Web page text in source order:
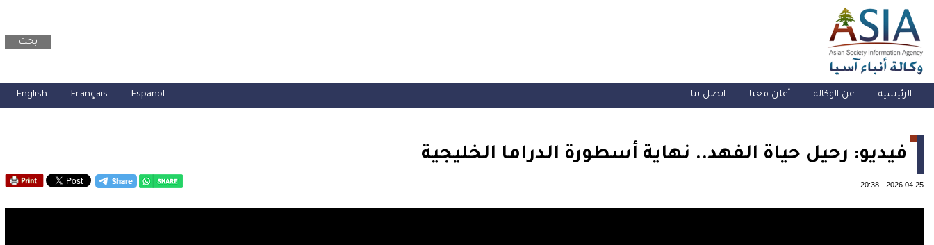
بحث
الرئيسية عن الوكالة أعلن معنا اتصل بنا English Français Español
فيديو: رحيل حياة الفهد.. نهاية أسطورة الدراما الخليجية
2026.04.25
-
20:38